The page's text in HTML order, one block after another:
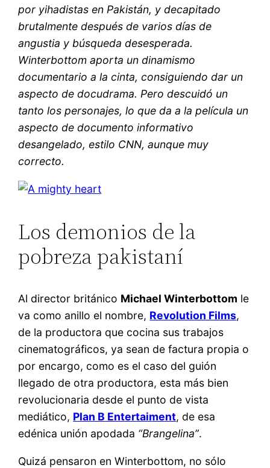
por yihadistas en Pakistán, y decapitado
brutalmente después de varios días de
angustia y búsqueda desesperada.
Winterbottom aporta un dinamismo
documentario a la cinta, consiguiendo dar un
aspecto de docudrama. Pero descuidó un
tanto los personajes, lo que da a la película un
aspecto de documento informativo
desangelado, estilo CNN, aunque muy
correcto.
Los demonios de la
pobreza pakistaní
Al director británico Michael Winterbottom le
va como anillo el nombre, Revolution Films,
de la productora que cocina sus trabajos
cinematográficos, ya sean de factura propia o
por encargo, como es el caso del guión
llegado de otra productora, esta más bien
revolucionaria desde el punto de vista
mediático, Plan B Entertaiment, de esa
edénica unión apodada “Brangelina”.
Quizá pensaron en Winterbottom, no sólo